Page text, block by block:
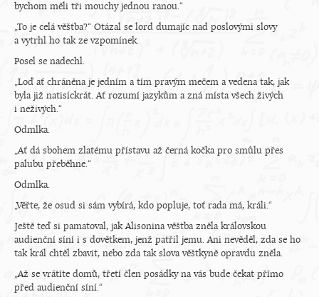
bychom měli tři mouchy jednou ranou.“
„To je celá věštba?“ Otázal se lord dumajíc nad poslovými slovy
a vytrhl ho tak ze vzpomínek.
Posel se nadechl.
„Loď ať chráněna je jedním a tím pravým mečem a vedena tak, jak
byla již natisíckrát. Ať rozumí jazykům a zná místa všech živých
i neživých.“
Odmlka.
„Ať dá sbohem zlatému přístavu až černá kočka pro smůlu přes
palubu přeběhne.“
Odmlka.
„Věřte, že osud si sám vybírá, kdo popluje, toť rada má, králi.“
Ještě teď si pamatoval, jak Alisonina věštba zněla královskou
audienční síní i s dovětkem, jenž patřil jemu. Ani nevěděl, zda se ho
tak král chtěl zbavit, nebo zda tak slova věštkyně opravdu zněla.
„Až se vrátíte domů, třetí člen posádky na vás bude čekat přímo
před audienční síní.“